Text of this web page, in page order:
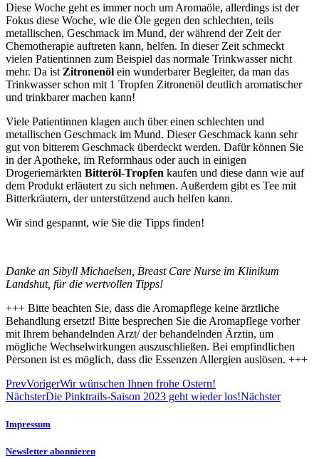
Diese Woche geht es immer noch um Aromaöle, allerdings ist der
Fokus diese Woche, wie die Öle gegen den schlechten, teils
metallischen, Geschmack im Mund, der während der Zeit der
Chemotherapie auftreten kann, helfen. In dieser Zeit schmeckt
vielen Patientinnen zum Beispiel das normale Trinkwasser nicht
mehr. Da ist Zitronenöl ein wunderbarer Begleiter, da man das
Trinkwasser schon mit 1 Tropfen Zitronenöl deutlich aromatischer
und trinkbarer machen kann!
Viele Patientinnen klagen auch über einen schlechten und
metallischen Geschmack im Mund. Dieser Geschmack kann sehr
gut von bitterem Geschmack überdeckt werden. Dafür können Sie
in der Apotheke, im Reformhaus oder auch in einigen
Drogeriemärkten Bitteröl-Tropfen kaufen und diese dann wie auf
dem Produkt erläutert zu sich nehmen. Außerdem gibt es Tee mit
Bitterkräutern, der unterstützend auch helfen kann.
Wir sind gespannt, wie Sie die Tipps finden!
Danke an Sibyll Michaelsen, Breast Care Nurse im Klinikum
Landshut, für die wertvollen Tipps!
+++ Bitte beachten Sie, dass die Aromapflege keine ärztliche
Behandlung ersetzt! Bitte besprechen Sie die Aromapflege vorher
mit Ihrem behandelnden Arzt/ der behandelnden Ärztin, um
mögliche Wechselwirkungen auszuschließen. Bei empfindlichen
Personen ist es möglich, dass die Essenzen Allergien auslösen. +++
PrevVorigerWir wünschen Ihnen frohe Ostern!
NächsterDie Pinktrails-Saison 2023 geht wieder los!Nächster
Impressum
Newsletter abonnieren